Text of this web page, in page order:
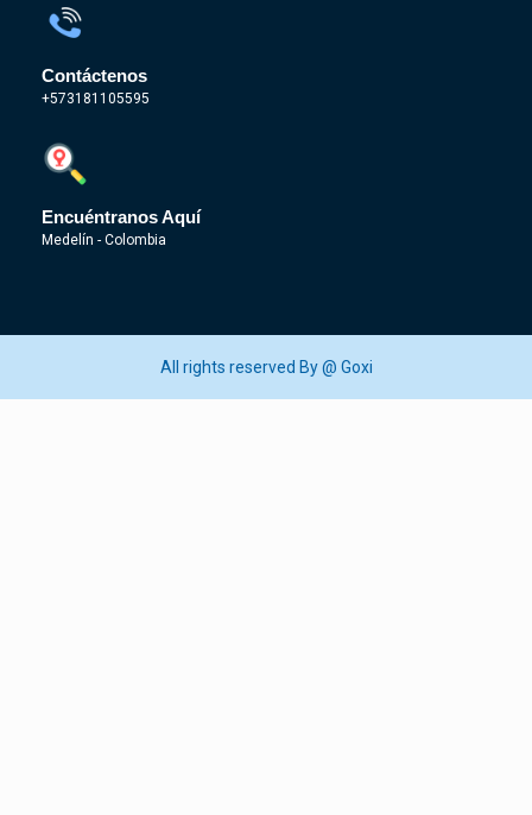
Contáctenos
+573181105595
Encuéntranos Aquí
Medelín - Colombia
All rights reserved By @ Goxi